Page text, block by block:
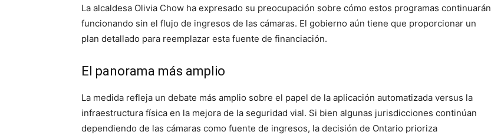
La alcaldesa Olivia Chow ha expresado su preocupación sobre cómo estos programas continuarán
funcionando sin el flujo de ingresos de las cámaras. El gobierno aún tiene que proporcionar un
plan detallado para reemplazar esta fuente de financiación.
El panorama más amplio
La medida refleja un debate más amplio sobre el papel de la aplicación automatizada versus la
infraestructura física en la mejora de la seguridad vial. Si bien algunas jurisdicciones continúan
dependiendo de las cámaras como fuente de ingresos, la decisión de Ontario prioriza